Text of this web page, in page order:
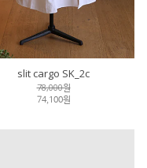
slit cargo SK_2c
78,000원
74,100원